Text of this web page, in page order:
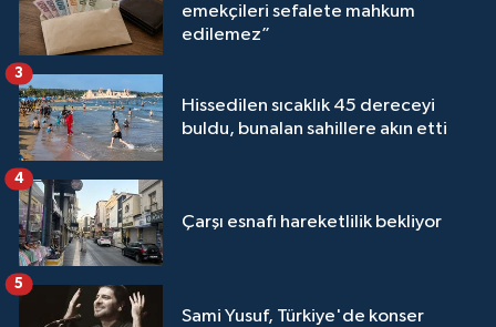
emekçileri sefalete mahkum
edilemez”
Hissedilen sıcaklık 45 dereceyi
buldu, bunalan sahillere akın etti
3
Çarşı esnafı hareketlilik bekliyor
4
Sami Yusuf, Türkiye'de konser
5